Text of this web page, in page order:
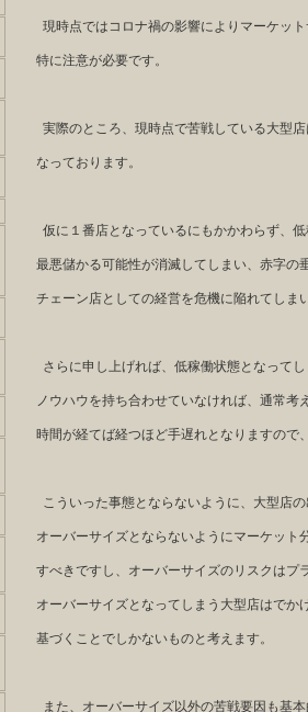
現時点ではコロナ禍の影響によりマーケッ
特に注意が必要です。
実際のところ、現時点で苦戦している大型
なっております。
仮に１番店となっているにもかかわらず、
最悪儲かる可能性が消滅してしまい、赤字の
チェーン店としての経営を危機に陥れてしま
さらに申し上げれば、低稼働状態となって
ノウハウを持ち合わせていなければ、通常考
時間が経てば経つほど手遅れとなりますので
こういった事態とならないように、大型店
オーバーサイズとならないようにマーケッ
すべきですし、オーバーサイズのリスクはプ
オーバーサイズとなってしまう大型店はでか
基づくことでしかないものと考えます。
また、オーバーサイズ以外の苦戦要因も基